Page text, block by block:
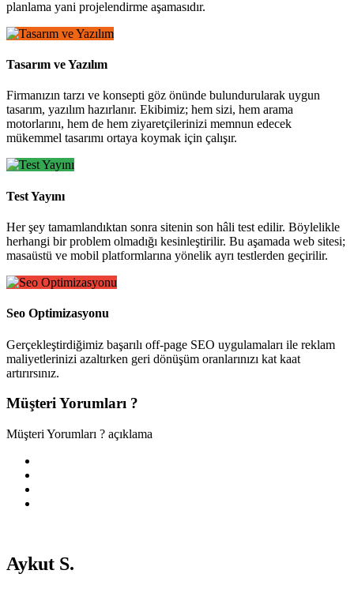
planlama yani projelendirme aşamasıdır.
Tasarım ve Yazılım
Firmanızın tarzı ve konsepti göz önünde bulundurularak uygun
tasarım, yazılım hazırlanır. Ekibimiz; hem sizi, hem arama
motorlarını, hem de hem ziyaretçilerinizi memnun edecek
mükemmel tasarımı ortaya koymak için çalışır.
Test Yayını
Her şey tamamlandıktan sonra sitenin son hâli test edilir. Böylelikle
herhangi bir problem olmadığı kesinleştirilir. Bu aşamada web sitesi;
masaüstü ve mobil platformlarına yönelik ayrı testlerden geçirilir.
Seo Optimizasyonu
Gerçekleştirdiğimiz başarılı off-page SEO uygulamaları ile reklam
maliyetlerinizi azaltırken geri dönüşüm oranlarınızı kat kaat
artırırsınız.
Müşteri Yorumları ?
Müşteri Yorumları ? açıklama
Aykut S.